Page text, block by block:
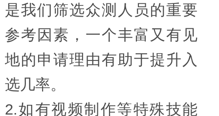
是我们筛选众测人员的重要
参考因素，一个丰富又有见
地的申请理由有助于提升入
选几率。
2.如有视频制作等特殊技能